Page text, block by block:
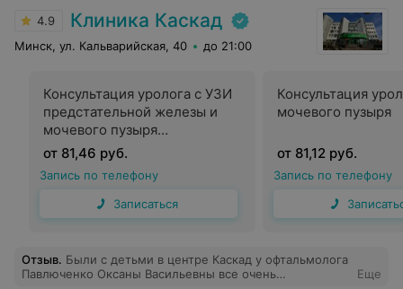
4.9 Клиника Каскад
Минск, ул. Кальварийская, 40 до 21:00
Консультация уролога с УЗИ
предстательной железы и
мочевого пузыря
(трансабдоминально) с
определением остаточной
мочи
от 81,46 руб.
Запись по телефону
Записаться
Консультация
мочевого пузыря
от 81,12 руб.
Запись по телефону
Отзыв. Были с детьми в центре Каскад у офтальмолога
Павлюченко Оксаны Васильевны все очень
Еще